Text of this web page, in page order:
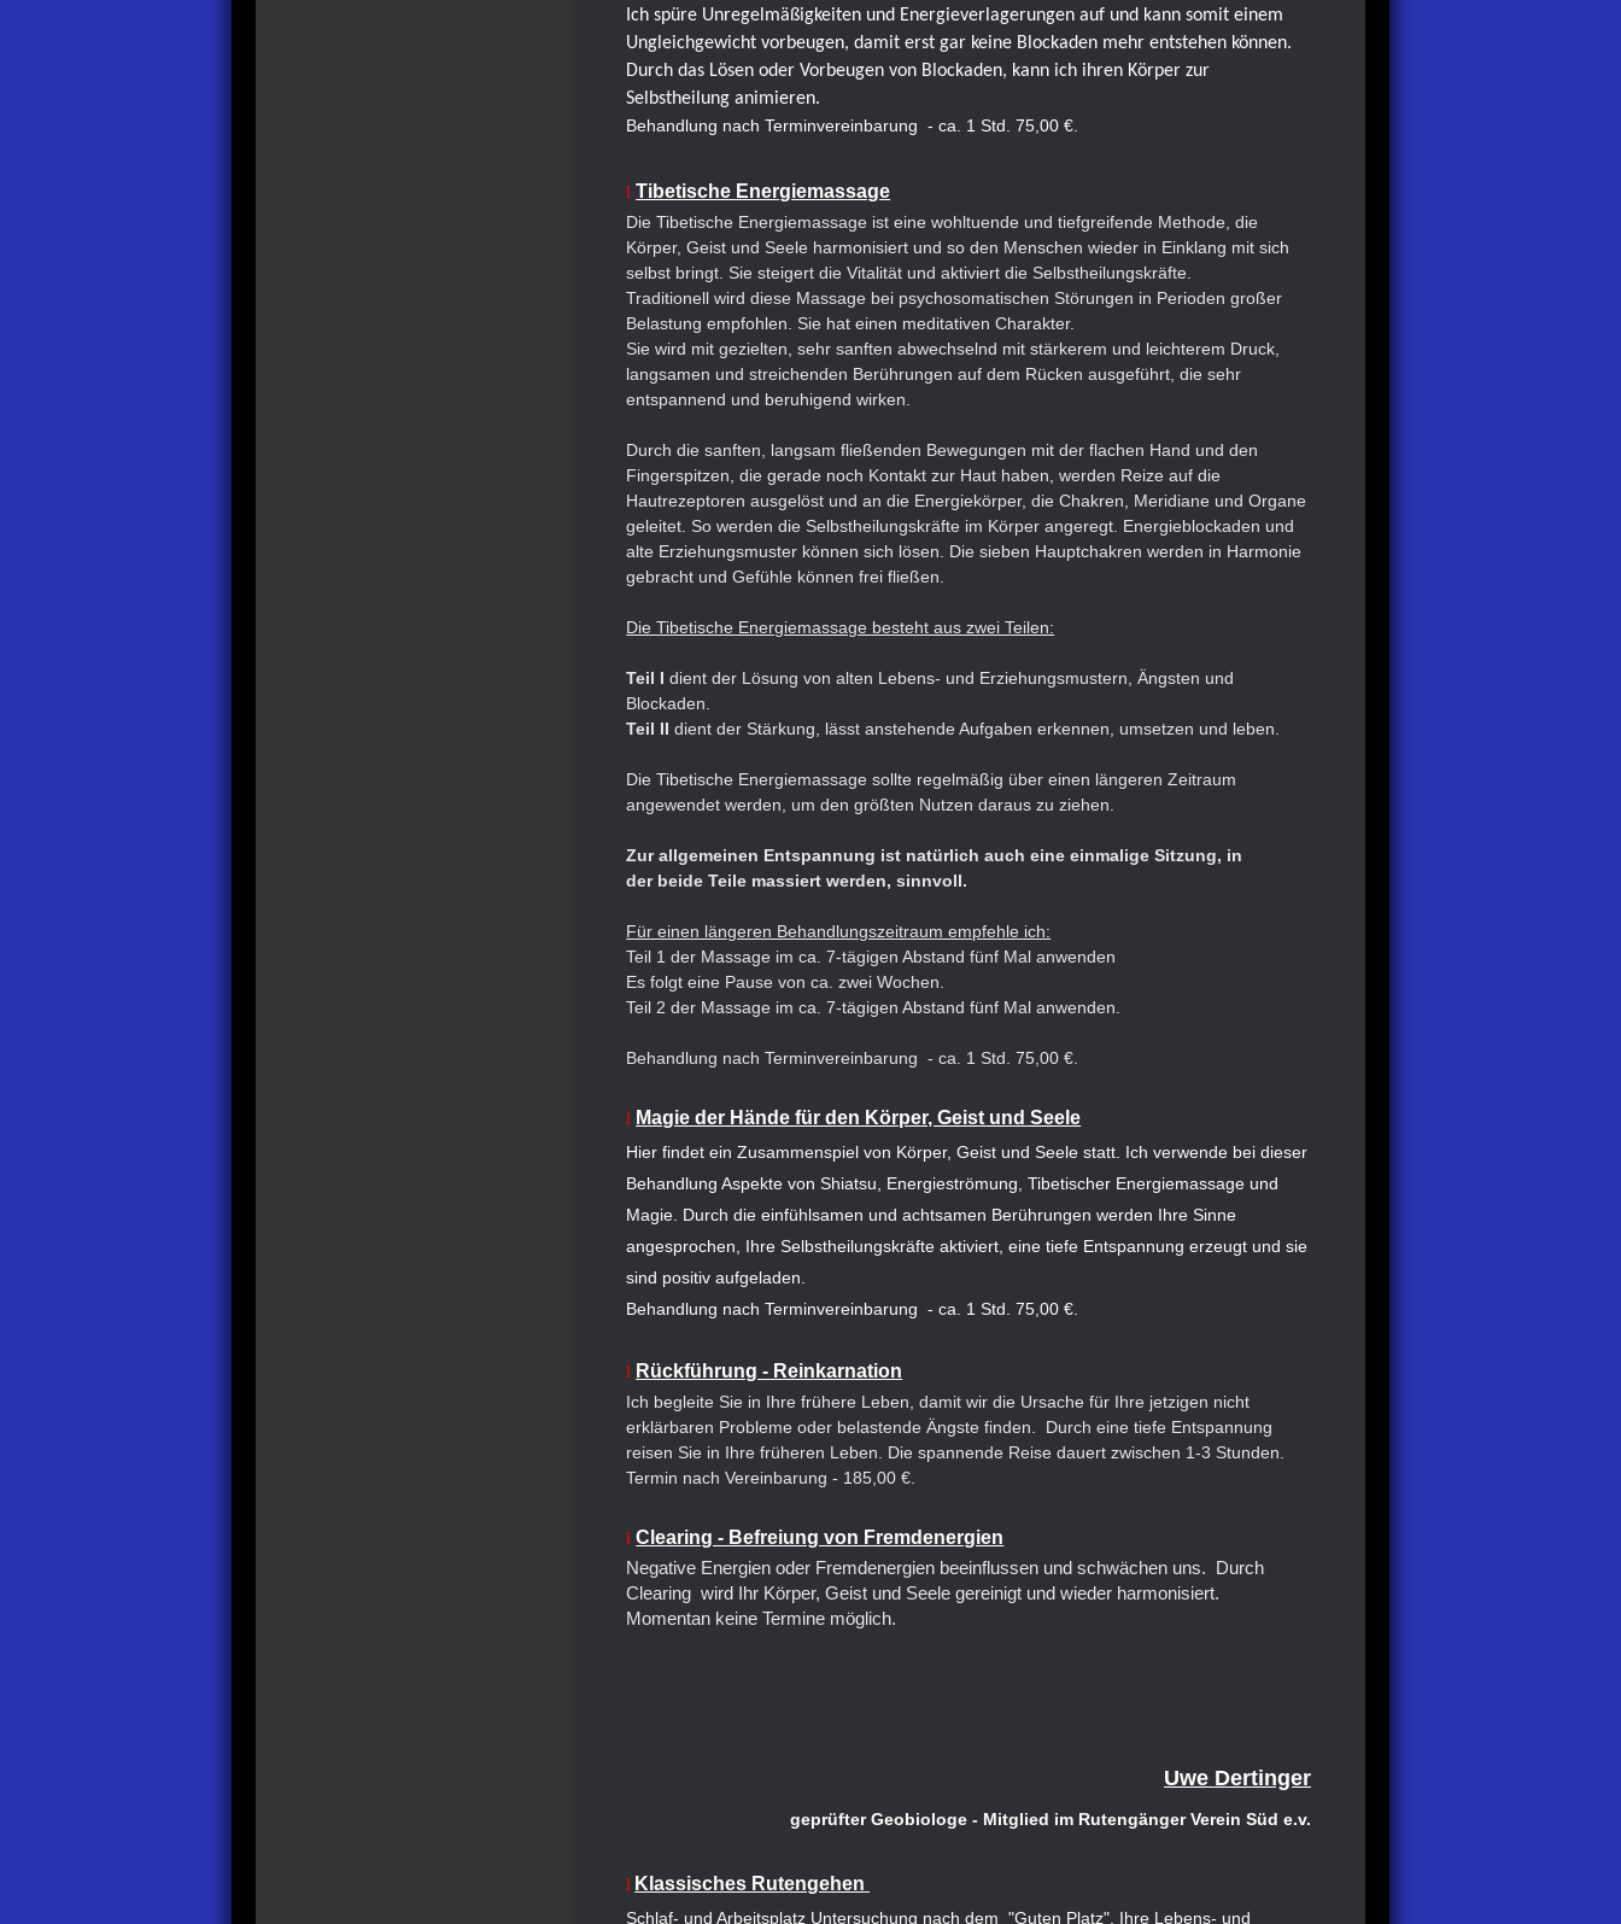
Ich spüre Unregelmäßigkeiten und Energieverlagerungen auf und kann somit einem
Ungleichgewicht vorbeugen, damit erst gar keine Blockaden mehr entstehen können.
Durch das Lösen oder Vorbeugen von Blockaden, kann ich ihren Körper zur
Selbstheilung animieren.
Behandlung nach Terminvereinbarung - ca. 1 Std. 75,00 €.
l Tibetische Energiemassage
Die Tibetische Energiemassage ist eine wohltuende und tiefgreifende Methode, die
Körper, Geist und Seele harmonisiert und so den Menschen wieder in Einklang mit sich
selbst bringt. Sie steigert die Vitalität und aktiviert die Selbstheilungskräfte.
Traditionell wird diese Massage bei psychosomatischen Störungen in Perioden großer
Belastung empfohlen. Sie hat einen meditativen Charakter.
Sie wird mit gezielten, sehr sanften abwechselnd mit stärkerem und leichterem Druck,
langsamen und streichenden Berührungen auf dem Rücken ausgeführt, die sehr
entspannend und beruhigend wirken.
Durch die sanften, langsam fließenden Bewegungen mit der flachen Hand und den
Fingerspitzen, die gerade noch Kontakt zur Haut haben, werden Reize auf die
Hautrezeptoren ausgelöst und an die Energiekörper, die Chakren, Meridiane und Organe
geleitet. So werden die Selbstheilungskräfte im Körper angeregt. Energieblockaden und
alte Erziehungsmuster können sich lösen. Die sieben Hauptchakren werden in Harmonie
gebracht und Gefühle können frei fließen.
Die Tibetische Energiemassage besteht aus zwei Teilen:
Teil I dient der Lösung von alten Lebens- und Erziehungsmustern, Ängsten und
Blockaden.
Teil II dient der Stärkung, lässt anstehende Aufgaben erkennen, umsetzen und leben.
Die Tibetische Energiemassage sollte regelmäßig über einen längeren Zeitraum
angewendet werden, um den größten Nutzen daraus zu ziehen.
Zur allgemeinen Entspannung ist natürlich auch eine einmalige Sitzung, in
der beide Teile massiert werden, sinnvoll.
Für einen längeren Behandlungszeitraum empfehle ich:
Teil 1 der Massage im ca. 7-tägigen Abstand fünf Mal anwenden
Es folgt eine Pause von ca. zwei Wochen.
Teil 2 der Massage im ca. 7-tägigen Abstand fünf Mal anwenden.
Behandlung nach Terminvereinbarung - ca. 1 Std. 75,00 €.
l Magie der Hände für den Körper, Geist und Seele
Hier findet ein Zusammenspiel von Körper, Geist und Seele statt. Ich verwende bei dieser
Behandlung Aspekte von Shiatsu, Energieströmung, Tibetischer Energiemassage und
Magie. Durch die einfühlsamen und achtsamen Berührungen werden Ihre Sinne
angesprochen, Ihre Selbstheilungskräfte aktiviert, eine tiefe Entspannung erzeugt und sie
sind positiv aufgeladen.
Behandlung nach Terminvereinbarung - ca. 1 Std. 75,00 €.
l Rückführung - Reinkarnation
Ich begleite Sie in Ihre frühere Leben, damit wir die Ursache für Ihre jetzigen nicht
erklärbaren Probleme oder belastende Ängste finden. Durch eine tiefe Entspannung
reisen Sie in Ihre früheren Leben. Die spannende Reise dauert zwischen 1-3 Stunden.
Termin nach Vereinbarung - 185,00 €.
l Clearing - Befreiung von Fremdenergien
Negative Energien oder Fremdenergien beeinflussen und schwächen uns. Durch
Clearing wird Ihr Körper, Geist und Seele gereinigt und wieder harmonisiert.
Momentan keine Termine möglich.
Uwe Dertinger
geprüfter Geobiologe - Mitglied im Rutengänger Verein Süd e.v.
l Klassisches Rutengehen
Schlaf- und Arbeitsplatz Untersuchung nach dem "Guten Platz". Ihre Lebens- und